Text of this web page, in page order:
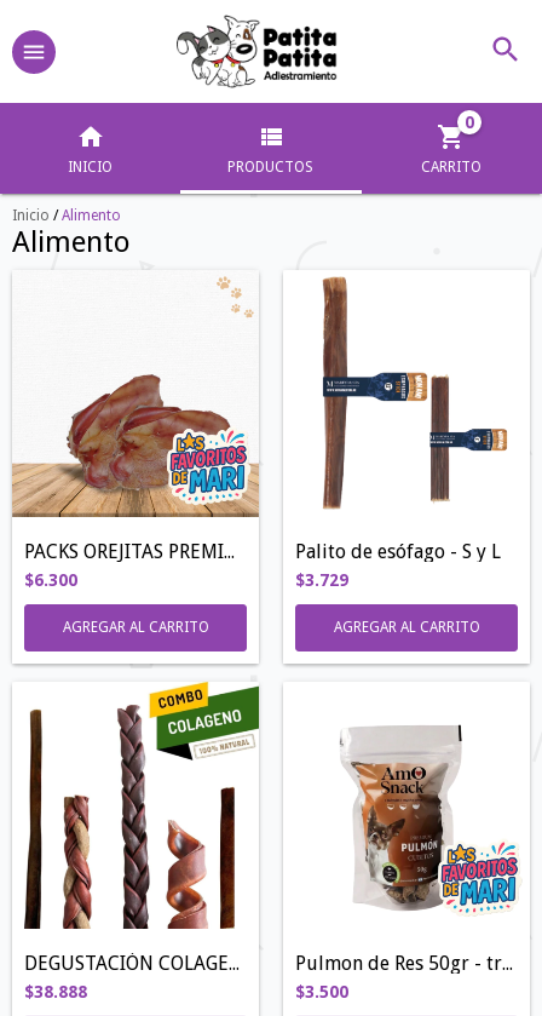
INICIO PRODUCTOS CARRITO
0
Inicio / Alimento
Alimento
PACKS OREJITAS PREMIUM
$6.300
AGREGAR AL CARRITO
Palito de esófago - S y L
$3.729
AGREGAR AL CARRITO
DEGUSTACIÓN COLAGENO ➕DURA
$38.888
Pulmon de Res 50gr - trozos chicos
$3.500